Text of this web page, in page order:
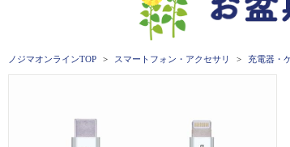
ノジマオンラインTOP スマートフォン・アクセサリ 充電器・